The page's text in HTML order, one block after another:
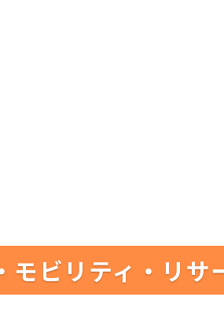
モビリティ・リサ